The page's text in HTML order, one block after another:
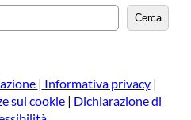
e
a
Cerca
| Informativa privacy|
sui cookie| Dichiarazione di